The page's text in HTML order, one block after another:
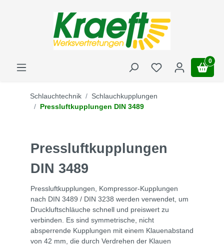
0
Schlauchtechnik
Schlauchkupplungen
Pressluftkupplungen DIN 3489
Pressluftkupplungen
DIN 3489
Pressluftkupplungen, Kompressor-Kupplungen
nach DIN 3489 / DIN 3238 werden verwendet, um
Druckluftschläuche schnell und preiswert zu
verbinden. Es sind symmetrische, nicht
absperrende Kupplungen mit einem Klauenabstand
von 42 mm, die durch Verdrehen der Klauen